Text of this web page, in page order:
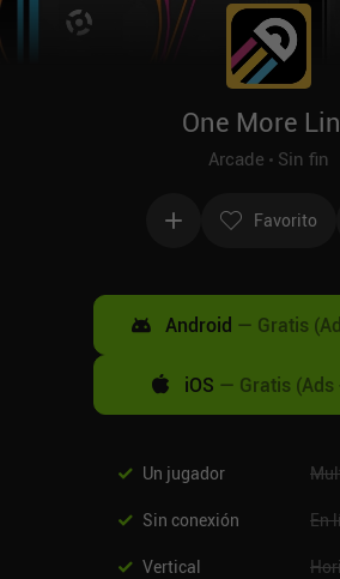
One More
Arcade Sin fin
Favorito
Android — Gratis
iOS — Gratis (Ads
Un jugador
Sin conexión En
Vertical